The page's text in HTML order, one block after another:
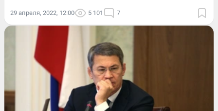
29 апреля, 2022, 12:00 5 101 7